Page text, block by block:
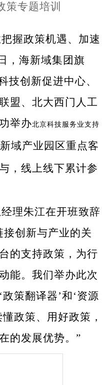
策专题培训
握政策机遇、加速
，海新域集团旗
技创新促进中心、
盟、北大西门人工
举办北京科技服务业支持
域产业园区重点客
，线上线下累计参
理朱江在开班致辞
创新与产业的关
的支持政策，为行
能。我们举办此次
策翻译器’和‘资源
政策、用好政策，
的发展优势。”